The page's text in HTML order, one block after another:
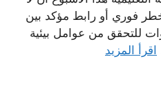
فوري أو رابط مؤكد بين
للتحقق من عوامل بيئية
اقرأ المزيد